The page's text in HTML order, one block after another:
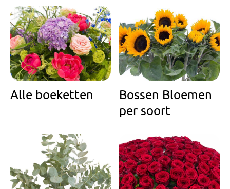
Alle boeketten
Bossen Bloemen
per soort